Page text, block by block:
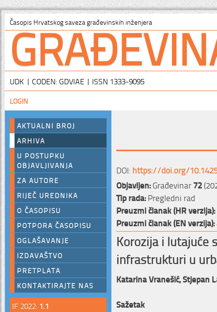
Časopis Hrvatskog saveza građevinskih inženjera
UDK | CODEN: GDVIAE | ISSN 1333-9095
LOGIN
AKTUALNI BROJ
ARHIVA
U POSTUPKU
OBJAVLJIVANJA
ZA AUTORE
RIJEČ UREDNIKA
O ČASOPISU
POTPORA ČASOPISU
OGLAŠAVANJE
IZDAVAŠTVO
PRETPLATA
KONTAKTIRAJTE NAS
IF 2022: 1.1
DOI:https://doi.org/
Objavljen:Građevinar72
Tip rada:Pregledni rad
Preuzmi članak (HR verzija):
Preuzmi članak (EN verzija):
Korozija i lutajuće
infrastrukturi u
Katarina Vranešić,Stjepan
Sažetak